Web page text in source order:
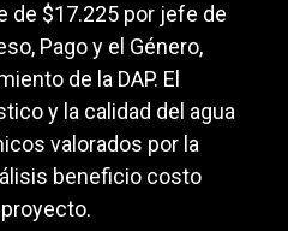
de $17.225 por jefe de
Pago y el Género,
de la DAP. El
y la calidad del agua
valorados por la
beneficio costo